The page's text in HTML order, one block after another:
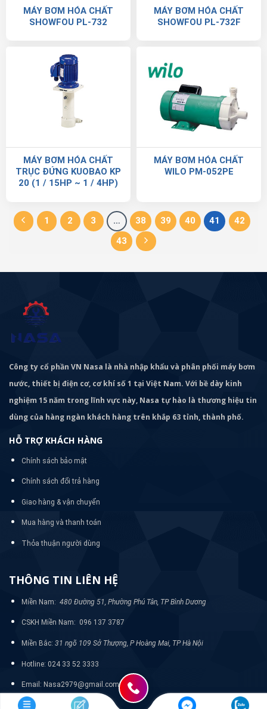
MÁY BƠM HÓA CHẤT
SHOWFOU PL-732
MÁY BƠM HÓA CHẤT
SHOWFOU PL-732F
MÁY BƠM HÓA CHẤT
TRỤC ĐỨNG KUOBAO KP
20 (1 / 15HP ~ 1 / 4HP)
MÁY BƠM HÓA CHẤT
WILO PM-052PE
1 2 3 … 38 39 40 41
42
43
Công ty cổ phần VN Nasa là nhà nhập khẩu và phân phối máy bơm
nước, thiết bị điện cơ, cơ khí số 1 tại Việt Nam. Với bề dày kinh
nghiệm 15 năm trong lĩnh vực này, Nasa tự hào là thương hiệu tin
dùng của hàng ngàn khách hàng trên khắp 63 tỉnh, thành phố.
HỖ TRỢ KHÁCH HÀNG
Chính sách bảo mật
Chính sách đổi trả hàng
Giao hàng & vận chuyển
Mua hàng và thanh toán
Thỏa thuận người dùng
THÔNG TIN LIÊN HỆ
Miền Nam: 480 Đường 51, Phường Phú Tân, TP Bình Dương
CSKH Miền Nam: 096 137 3787
Miền Bắc: 31 ngõ 109 Sở Thượng, P Hoàng Mai, TP Hà Nội
Hotline: 024 33 52 3333
Email: Nasa2979@gmail.com